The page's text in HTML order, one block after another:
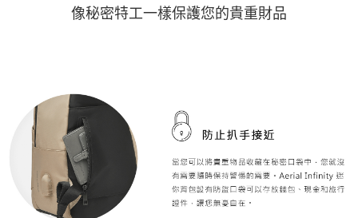
像秘密特工一樣保護您的貴重財品